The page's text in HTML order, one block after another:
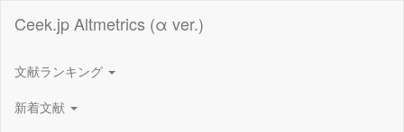
Ceek.jp Altmetrics (α ver.)
文献ランキング
新着文献